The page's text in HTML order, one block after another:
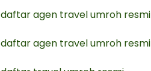
daftar agen travel umroh resmi
⁠daftar agen travel umroh resmi